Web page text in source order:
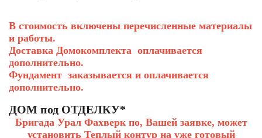
В стоимость включены перечисленные материалы
и работы.
Доставка Домокомплекта оплачивается
дополнительно.
Фундамент заказывается и оплачивается
дополнительно.
ДОМ под ОТДЕЛКУ*
Бригада Урал Фахверк по, Вашей заявке, может
установить Теплый контур на уже готовый